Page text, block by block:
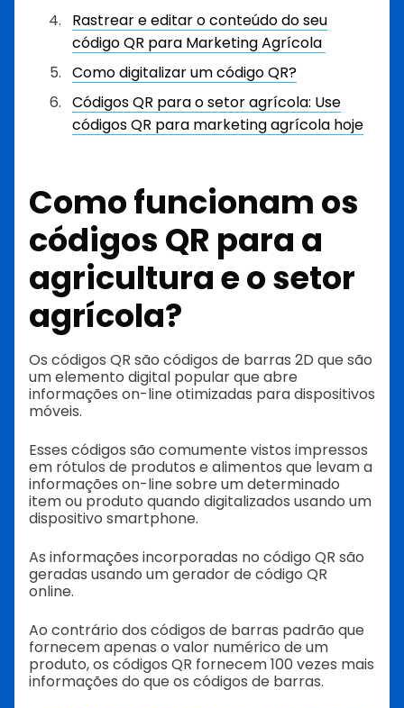
Rastrear e editar o conteúdo do seu
código QR para Marketing Agrícola
Como digitalizar um código QR?
Códigos QR para o setor agrícola: Use
códigos QR para marketing agrícola hoje
Como funcionam os
códigos QR para a
agricultura e o setor
agrícola?
Os códigos QR são códigos de barras 2D que são
um elemento digital popular que abre
informações on-line otimizadas para dispositivos
móveis.
Esses códigos são comumente vistos impressos
em rótulos de produtos e alimentos que levam a
informações on-line sobre um determinado
item ou produto quando digitalizados usando um
dispositivo smartphone.
As informações incorporadas no código QR são
geradas usando um gerador de código QR
online.
Ao contrário dos códigos de barras padrão que
fornecem apenas o valor numérico de um
produto, os códigos QR fornecem 100 vezes mais
informações do que os códigos de barras.